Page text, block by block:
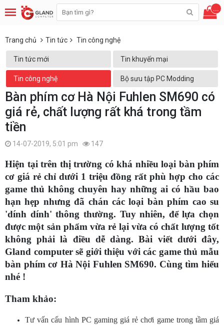
...
Trang chủ Tin tức Tin công nghệ
Tin tức mới Tin khuyến mại
Tin công nghệ Bộ sưu tập PC Modding
Bàn phím cơ Hà Nội Fuhlen SM690 có
giá rẻ, chất lượng rất khá trong tầm
tiền
14-07-2019, 5:01 pm 147
Hiện tại trên thị trường có khá nhiều loại bàn phím
cơ giá rẻ chỉ dưới 1 triệu đồng rất phù hợp cho các
game thủ không chuyên hay những ai có hầu bao
hạn hẹp nhưng đã chán các loại bàn phím cao su
'dính dính' thông thường. Tuy nhiên, để lựa chọn
được một sản phẩm vừa rẻ lại vừa có chất lượng tốt
không phải là điều dễ dàng. Bài viết dưới đây,
Gland computer sẽ giới thiệu với các game thủ mẫu
bàn phím cơ Hà Nội Fuhlen SM690. Cùng tìm hiểu
nhé !
Tham khảo:
Tư vấn cấu hình PC gaming giá rẻ chơi game trong tầm giá